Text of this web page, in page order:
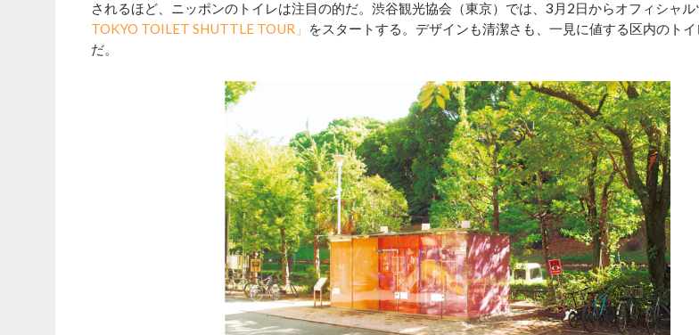
されるほど、ニッポンのトイレは注目の的だ。渋谷観光協会（東京）では、3月2日からオフィシャル
TOKYO TOILET SHUTTLE TOUR」
をスタートする。デザインも清潔さも、一見に値する区内のト
だ。